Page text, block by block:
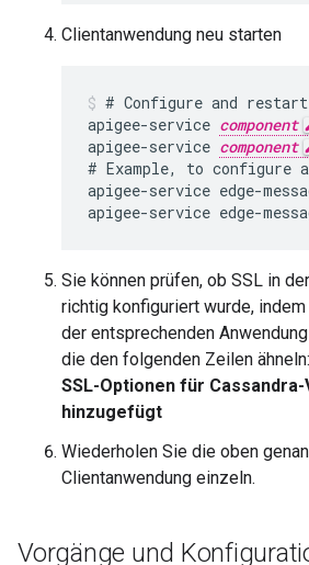
Clientanwendung neu starten
# Configure and
apigee-service component
apigee-service component
# Example, to configure
apigee-service edge-
Sie können prüfen, ob SSL in
richtig konfiguriert wurde,
der entsprechenden
die den folgenden Zeilen ähneln:
SSL-Optionen für
hinzugefügt
Wiederholen Sie die oben
Clientanwendung einzeln.
Vorgänge und